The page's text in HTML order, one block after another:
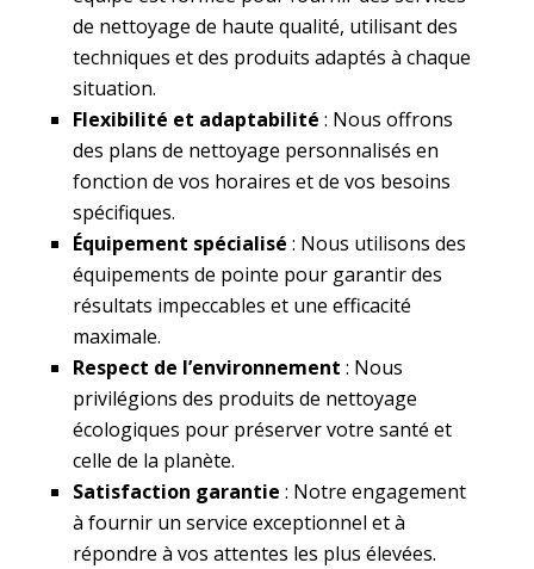
de nettoyage de haute qualité, utilisant des
techniques et des produits adaptés à chaque
situation.
Flexibilité et adaptabilité : Nous offrons
des plans de nettoyage personnalisés en
fonction de vos horaires et de vos besoins
spécifiques.
Équipement spécialisé : Nous utilisons des
équipements de pointe pour garantir des
résultats impeccables et une efficacité
maximale.
Respect de l’environnement : Nous
privilégions des produits de nettoyage
écologiques pour préserver votre santé et
celle de la planète.
Satisfaction garantie : Notre engagement
à fournir un service exceptionnel et à
répondre à vos attentes les plus élevées.